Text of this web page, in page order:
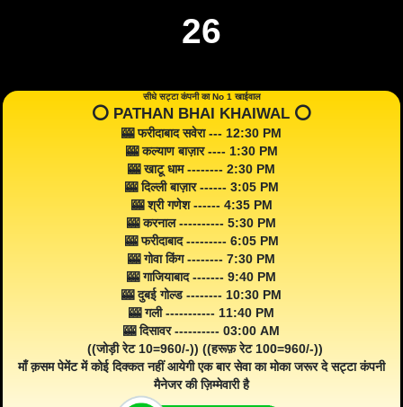
26
सीधे सट्टा कंपनी का No 1 खाईवाल
⭕️ PATHAN BHAI KHAIWAL ⭕️
🎰 फरीदाबाद सवेरा --- 12:30 PM
🎰 कल्याण बाज़ार ---- 1:30 PM
🎰 खाटू धाम -------- 2:30 PM
🎰 दिल्ली बाज़ार ------ 3:05 PM
🎰 श्री गणेश ------ 4:35 PM
🎰 करनाल ---------- 5:30 PM
🎰 फरीदाबाद --------- 6:05 PM
🎰 गोवा किंग -------- 7:30 PM
🎰 गाजियाबाद ------- 9:40 PM
🎰 दुबई गोल्ड -------- 10:30 PM
🎰 गली ----------- 11:40 PM
🎰 दिसावर ---------- 03:00 AM
((जोड़ी रेट 10=960/-)) ((हरूफ़ रेट 100=960/-))
माँ क़सम पेमेंट में कोई दिक्कत नहीं आयेगी एक बार सेवा का मोका जरूर दे सट्टा कंपनी
मैनेजर की ज़िम्मेवारी है